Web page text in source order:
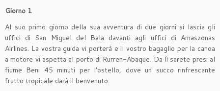
Giorno 1
Al suo primo giorno della sua avventura di due giorni si lascia gli
uffici di San Miguel del Bala davanti agli uffici di Amaszonas
Airlines. La vostra guida vi porterà e il vostro bagaglio per la canoa
a motore vi aspetta al porto di Rurren-Abaque. Da lì sarete presi al
fiume Beni 45 minuti per l'ostello, dove un succo rinfrescante
frutto tropicale darà il benvenuto.